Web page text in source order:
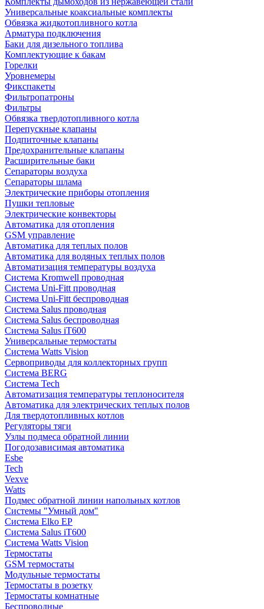
Универсальные коаксиальные комплекты
Обвязка жидкотопливного котла
Арматура подключения
Баки для дизельного топлива
Комплектующие к бакам
Горелки
Уровнемеры
Фикспакеты
Фильтропатроны
Фильтры
Обвязка твердотопливного котла
Перепускные клапаны
Подпиточные клапаны
Предохранительные клапаны
Расширительные баки
Сепараторы воздуха
Сепараторы шлама
Электрические приборы отопления
Пушки тепловые
Электрические конвекторы
Автоматика для отопления
GSM управление
Автоматика для теплых полов
Автоматика для водяных теплых полов
Автоматизация температуры воздуха
Система Kromwell проводная
Система Uni-Fitt проводная
Система Uni-Fitt беспроводная
Система Salus проводная
Система Salus беспроводная
Система Salus iT600
Универсальные термостаты
Система Watts Vision
Сервоприводы для коллекторных групп
Система BERG
Система Tech
Автоматизация температуры теплоносителя
Автоматика для электрических теплых полов
Для твердотопливных котлов
Регуляторы тяги
Узлы подмеса обратной линии
Погодозависимая автоматика
Esbe
Tech
Vexve
Watts
Подмес обратной линии напольных котлов
Системы "Умный дом"
Система Elko EP
Система Salus iT600
Система Watts Vision
Термостаты
GSM термостаты
Модульные термостаты
Термостаты в розетку
Термостаты комнатные
Беспроводные